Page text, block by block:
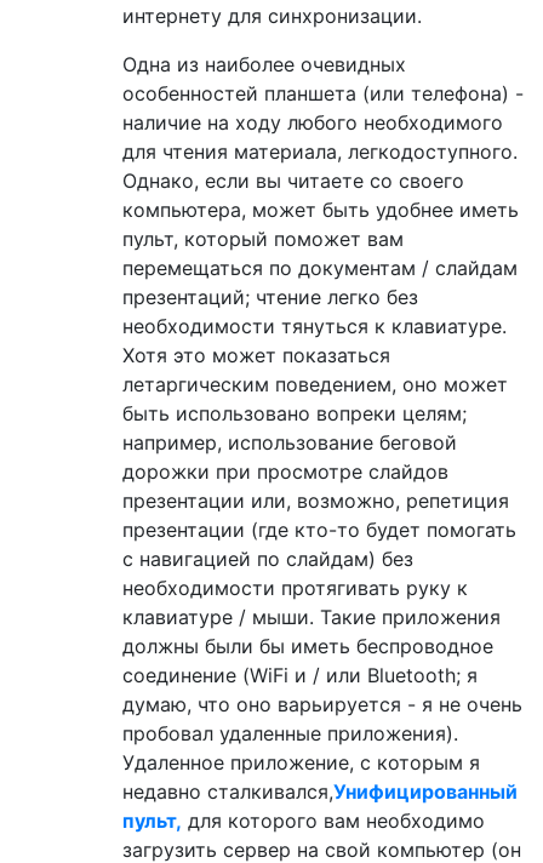
интернету для синхронизации.
Одна из наиболее очевидных
особенностей планшета (или телефона) -
наличие на ходу любого необходимого
для чтения материала, легкодоступного.
Однако, если вы читаете со своего
компьютера, может быть удобнее иметь
пульт, который поможет вам
перемещаться по документам / слайдам
презентаций; чтение легко без
необходимости тянуться к клавиатуре.
Хотя это может показаться
летаргическим поведением, оно может
быть использовано вопреки целям;
например, использование беговой
дорожки при просмотре слайдов
презентации или, возможно, репетиция
презентации (где кто-то будет помогать
с навигацией по слайдам) без
необходимости протягивать руку к
клавиатуре / мыши. Такие приложения
должны были бы иметь беспроводное
соединение (WiFi и / или Bluetooth; я
думаю, что оно варьируется - я не очень
пробовал удаленные приложения).
Удаленное приложение, с которым я
недавно сталкивался,Унифицированный
пульт, для которого вам необходимо
загрузить сервер на свой компьютер (он